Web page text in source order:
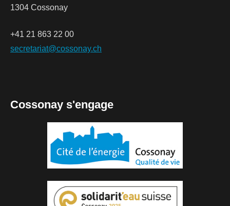
1304 Cossonay
+41 21 863 22 00
secretariat@cossonay.ch
Cossonay s'engage